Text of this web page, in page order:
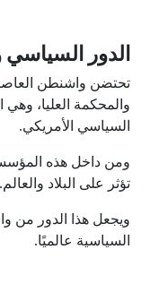
الدور السياسي
تحتضن واشنطن
والمحكمة العليا،
السياسي الأمريكي.
ومن داخل هذه
تؤثر على البلاد والعالم.
ويجعل هذا الدور من
السياسية عالميًا.